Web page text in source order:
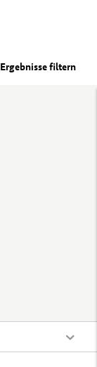
Ergebnisse filtern